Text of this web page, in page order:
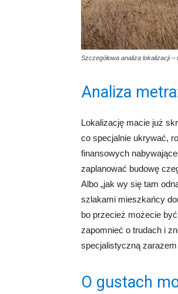
Szczegółowa analiza lokalizacji
Analiza
Lokalizację macie już
co specjalnie ukrywać,
finansowych
zaplanować budowę
Albo „jak wy się tam
szlakami mieszkańcy
bo przecież możecie
zapomnieć o trudach i
specjalistyczną
O gustach